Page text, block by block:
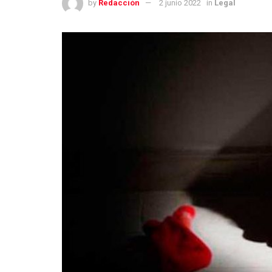
by Redacción 2 junio 2022 in Legal